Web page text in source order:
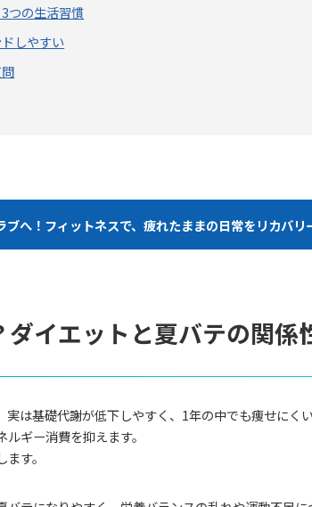
つの生活習慣
しやすい
へ！フィットネスで、疲れたままの日常をリカバリ
イエットと夏バテの関係
は基礎代謝が低下しやすく、1年の中でも痩せにくい
ギー消費を抑えます。
す。